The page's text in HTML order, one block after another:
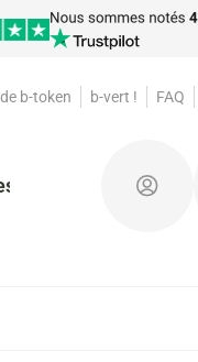
b-token b-vert ! FAQ
foraines Jetons